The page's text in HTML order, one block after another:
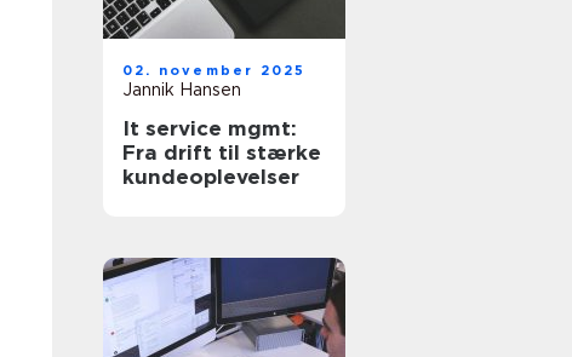
02. november 2025
Jannik Hansen
It service mgmt:
Fra drift til stærke
kundeoplevelser